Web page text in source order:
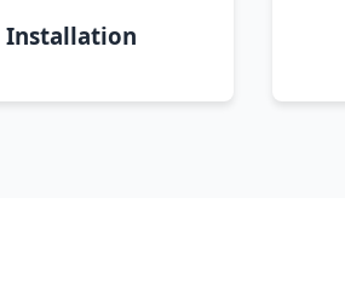
Installation